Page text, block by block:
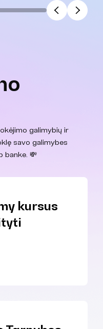
galimybių ir
savo galimybes
banke. 💸
kursus